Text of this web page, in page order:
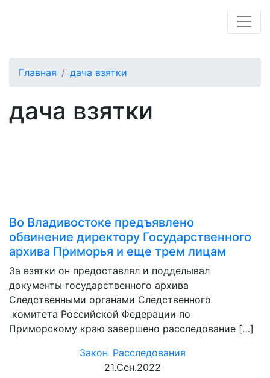
Главная дача взятки
дача взятки
Во Владивостоке предъявлено
обвинение директору Государственного
архива Приморья и еще трем лицам
За взятки он предоставлял и подделывал
документы государственного архива
Следственными органами Следственного
комитета Российской Федерации по
Приморскому краю завершено расследование […]
Закон Расследования
21.Сен.2022